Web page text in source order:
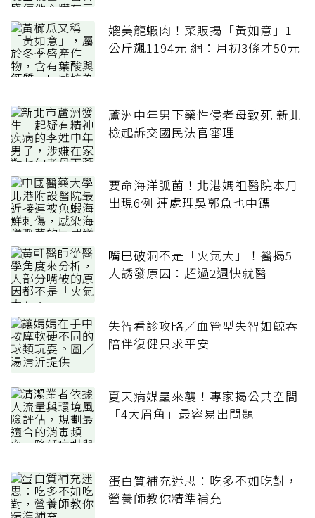
媲美龍蝦肉！菜販揭「黃如意」1
公斤飆1194元 網：月初3條才50元
蘆洲中年男下藥性侵老母致死 新北
檢起訴交國民法官審理
要命海洋弧菌！北港媽祖醫院本月
出現6例 連處理吳郭魚也中鏢
嘴巴破洞不是「火氣大」！醫揭5
大誘發原因：超過2週快就醫
失智看診攻略／血管型失智如鯨吞
陪伴復健只求平安
夏天病媒蟲來襲！專家揭公共空間
「4大眉角」最容易出問題
蛋白質補充迷思：吃多不如吃對，
營養師教你精準補充